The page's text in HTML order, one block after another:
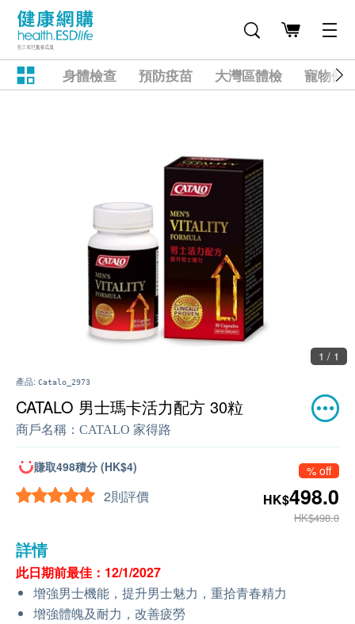
身體檢查 預防疫苗 大灣區體檢 寵物健
1 / 1
產品: Catalo_2973
CATALO 男士瑪卡活力配方 30粒
商戶名稱： CATALO 家得路
賺取498積分 (HK$4)
2則評價
% off
HK$498.0
HK$498.0
詳情
此日期前最佳：12/1/2027
增強男士機能，提升男士魅力，重拾青春精力
增強體魄及耐力，改善疲勞